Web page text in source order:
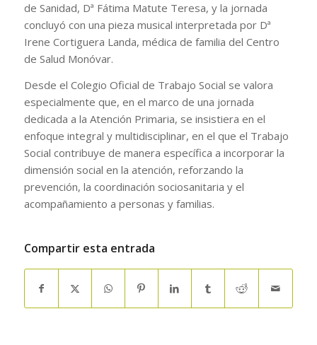
de Sanidad, Dª Fátima Matute Teresa, y la jornada
concluyó con una pieza musical interpretada por Dª
Irene Cortiguera Landa, médica de familia del Centro
de Salud Monóvar.
Desde el Colegio Oficial de Trabajo Social se valora
especialmente que, en el marco de una jornada
dedicada a la Atención Primaria, se insistiera en el
enfoque integral y multidisciplinar, en el que el Trabajo
Social contribuye de manera específica a incorporar la
dimensión social en la atención, reforzando la
prevención, la coordinación sociosanitaria y el
acompañamiento a personas y familias.
Compartir esta entrada